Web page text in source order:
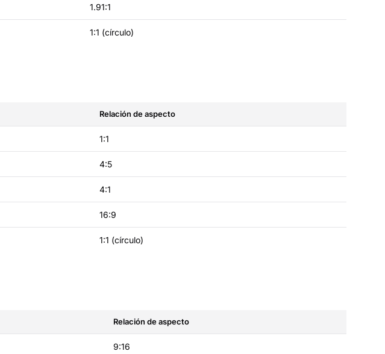
1.91:1
1:1 (círculo)
Relación de aspecto
1:1
4:5
4:1
16:9
1:1 (círculo)
Relación de aspecto
9:16